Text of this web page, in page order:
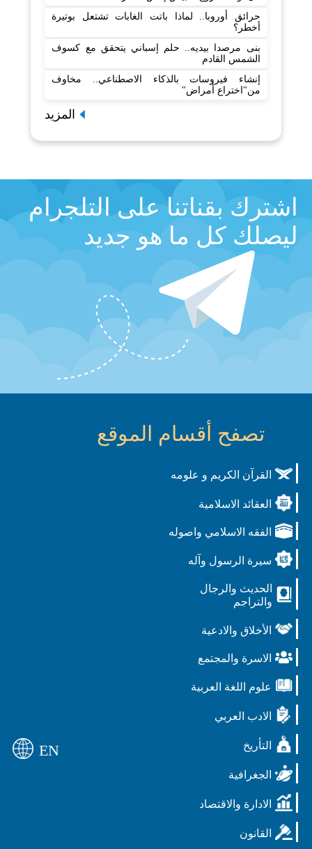
حرائق أوروبا.. لماذا باتت الغابات تشتعل بوتيرة
أخطر؟
بنى مرصدا بيديه.. حلم إسباني يتحقق مع كسوف
الشمس القادم
إنشاء فيروسات بالذكاء الاصطناعي.. مخاوف
من"اختراع أمراض"
المزيد
اشترك بقناتنا على التلجرام
ليصلك كل ما هو جديد
تصفح أقسام الموقع
القرآن الكريم و علومه
العقائد الاسلامية
الفقه الاسلامي واصوله
سيرة الرسول وآله
الحديث والرجال
والتراجم
الأخلاق والادعية
الاسرة والمجتمع
علوم اللغة العربية
الادب العربي
التأريخ
الجغرافية
الادارة والاقتصاد
القانون
EN